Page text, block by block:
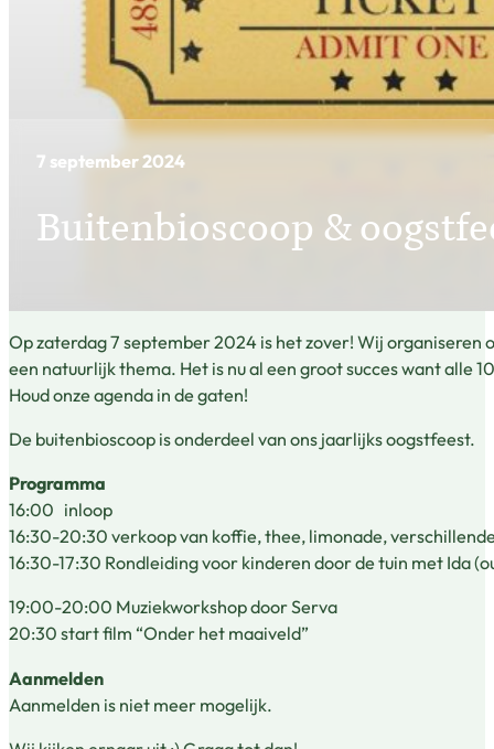
7 september 2024
Buitenbioscoop &
Op zaterdag 7 september 2024 is het zover! Wij organiseren
een natuurlijk thema. Het is nu al een groot succes want alle
Houd onze agenda in de gaten!
De buitenbioscoop is onderdeel van ons jaarlijks oogstfeest.
Programma
16:00 inloop
16:30-20:30 verkoop van koffie, thee, limonade,
16:30-17:30 Rondleiding voor kinderen door de tuin met Ida
19:00-20:00 Muziekworkshop door Serva
20:30 start film “Onder het maaiveld”
Aanmelden
Aanmelden is niet meer mogelijk.